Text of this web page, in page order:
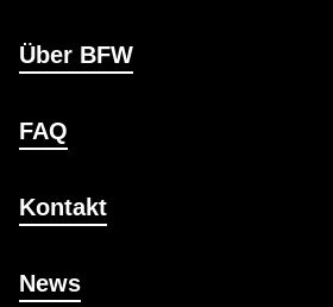
Über BFW
FAQ
Kontakt
News